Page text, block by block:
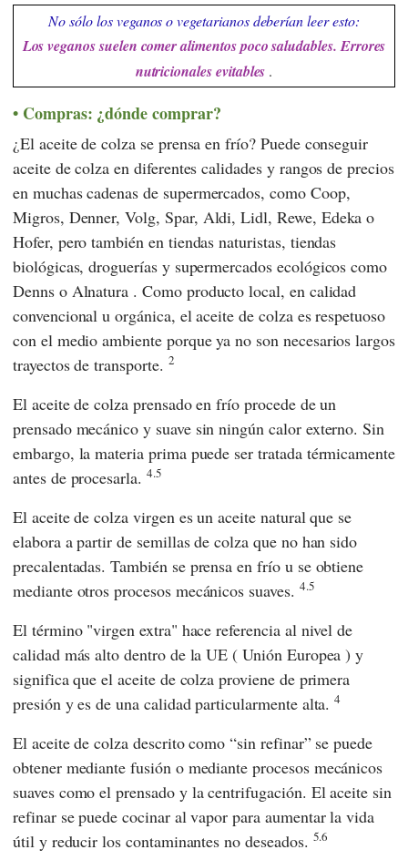
No sólo los veganos o vegetarianos deberían leer esto:
Los veganos suelen comer alimentos poco saludables. Errores
nutricionales evitables .
Compras: ¿dónde comprar?
¿El aceite de colza se prensa en frío? Puede conseguir
aceite de colza en diferentes calidades y rangos de precios
en muchas cadenas de supermercados, como Coop,
Migros, Denner,Volg, Spar, Aldi,Lidl, Rewe, Edeka o
Hofer, pero también en tiendas naturistas, tiendas
biológicas, droguerías y supermercados ecológicos como
Dennso Alnatura . Como producto local, en calidad
convencional u orgánica, el aceite de colza es respetuoso
con el medio ambiente porque ya no son necesarios largos
trayectos de transporte. 2
El aceite de colza prensado en frío procede de un
prensado mecánico y suave sin ningún calor externo. Sin
embargo, la materia prima puede ser tratada térmicamente
antes de procesarla. 4.5
El aceite de colza virgen es un aceite natural que se
elabora a partir de semillas de colza que no han sido
precalentadas. También se prensa en frío u se obtiene
mediante otros procesos mecánicos suaves. 4.5
El término "virgen extra" hace referencia al nivel de
calidad más alto dentro de laUE (Unión Europea ) y
significa que el aceite de colza proviene de primera
presión y es de una calidad particularmente alta.4
El aceite de colza descrito como “sin refinar” se puede
obtener mediante fusión o mediante procesos mecánicos
suaves como el prensado y la centrifugación. El aceite sin
refinar se puede cocinar al vapor para aumentar la vida
útil y reducir los contaminantes no deseados. 5.6